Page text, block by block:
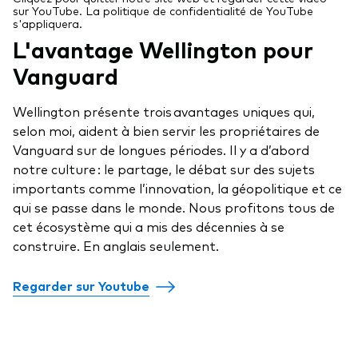
À propos de nos produits
Fonds gérés activement
Répartition d'actifs
Investissement axé sur les dividendes
FNB factoriels
Portefeuilles modèles de Vanguard
Éducation
Événements et webinaires
Centre de soutien pour les titres à revenu fixe
FAQ
Principes fondamentaux des FNB
Outil de comparaison des fonds
frais
sur YouTube. La politique de confidentialité de YouTube
s'appliquera.
L'avantage Wellington pour
Vanguard
Wellington présente trois avantages uniques qui,
selon moi, aident à bien servir les propriétaires de
Vanguard sur de longues périodes. Il y a d’abord
notre culture : le partage, le débat sur des sujets
importants comme l’innovation, la géopolitique et ce
qui se passe dans le monde. Nous profitons tous de
cet écosystème qui a mis des décennies à se
construire. En anglais seulement.
Regarder sur Youtube